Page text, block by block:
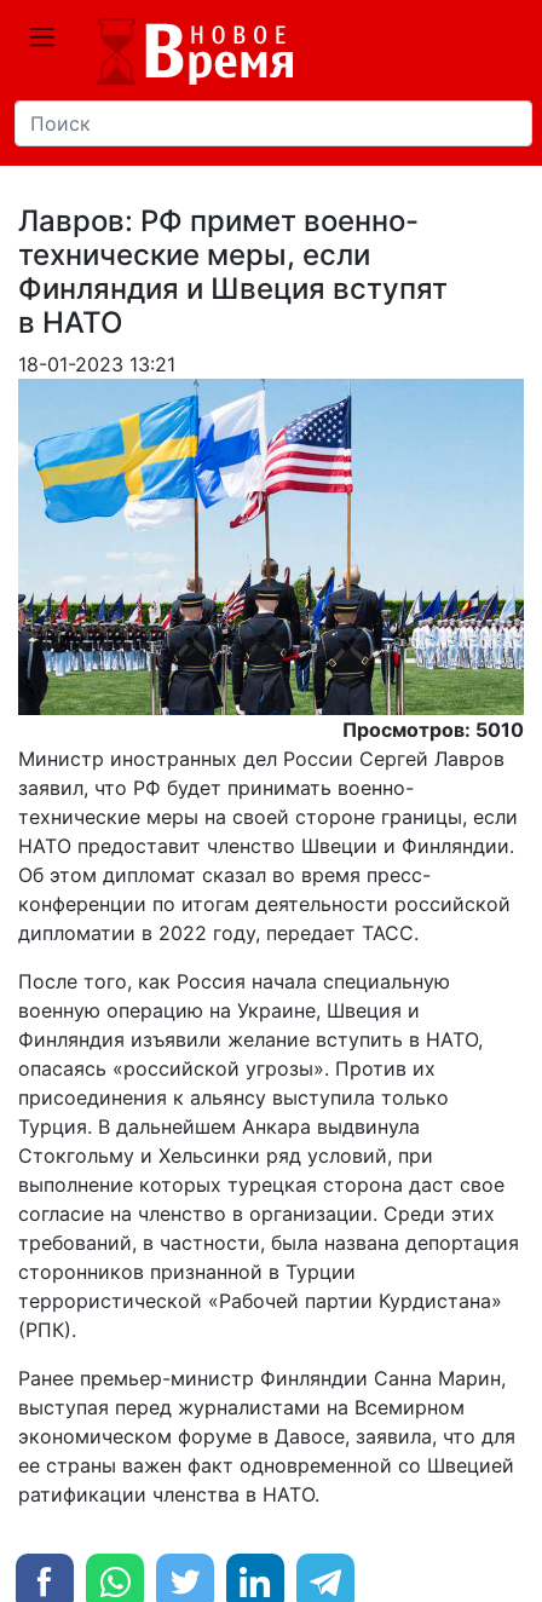
Лавров: РФ примет военно-
технические меры, если
Финляндия и Швеция вступят
в НАТО
18-01-2023 13:21
Просмотров: 5010
Министр иностранных дел России Сергей Лавров
заявил, что РФ будет принимать военно-
технические меры на своей стороне границы, если
НАТО предоставит членство Швеции и Финляндии.
Об этом дипломат сказал во время пресс-
конференции по итогам деятельности российской
дипломатии в 2022 году, передает ТАСС.
После того, как Россия начала специальную
военную операцию на Украине, Швеция и
Финляндия изъявили желание вступить в НАТО,
опасаясь «российской угрозы». Против их
присоединения к альянсу выступила только
Турция. В дальнейшем Анкара выдвинула
Стокгольму и Хельсинки ряд условий, при
выполнение которых турецкая сторона даст свое
согласие на членство в организации. Среди этих
требований, в частности, была названа депортация
сторонников признанной в Турции
террористической «Рабочей партии Курдистана»
(РПК).
Ранее премьер-министр Финляндии Санна Марин,
выступая перед журналистами на Всемирном
экономическом форуме в Давосе, заявила, что для
ее страны важен факт одновременной со Швецией
ратификации членства в НАТО.